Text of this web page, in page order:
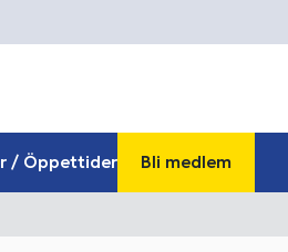
/ Öppettider Bli medlem